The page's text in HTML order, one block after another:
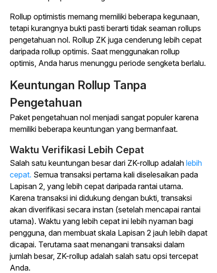
Rollup optimistis memang memiliki beberapa kegunaan,
tetapi kurangnya bukti pasti berarti tidak seaman rollups
pengetahuan nol. Rollup ZK juga cenderung lebih cepat
daripada rollup optimis. Saat menggunakan rollup
optimis, Anda harus menunggu periode sengketa berlalu.
Keuntungan Rollup Tanpa
Pengetahuan
Paket pengetahuan nol menjadi sangat populer karena
memiliki beberapa keuntungan yang bermanfaat.
Waktu Verifikasi Lebih Cepat
Salah satu keuntungan besar dari ZK-rollup adalah lebih
cepat. Semua transaksi pertama kali diselesaikan pada
Lapisan 2, yang lebih cepat daripada rantai utama.
Karena transaksi ini didukung dengan bukti, transaksi
akan diverifikasi secara instan (setelah mencapai rantai
utama). Waktu yang lebih cepat ini lebih nyaman bagi
pengguna, dan membuat skala Lapisan 2 jauh lebih dapat
dicapai. Terutama saat menangani transaksi dalam
jumlah besar, ZK-rollup adalah salah satu opsi tercepat
Anda.